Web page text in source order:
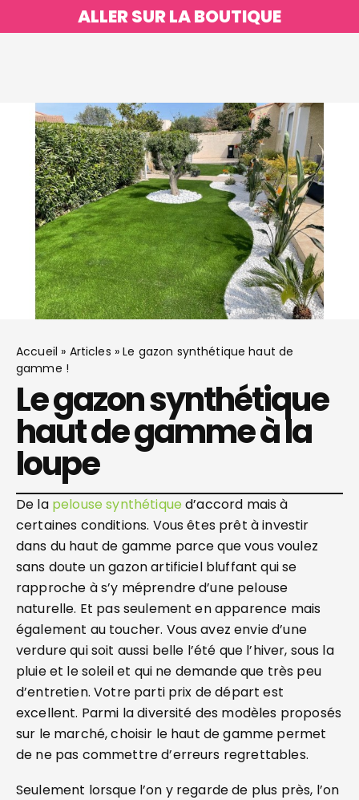
ALLER SUR LA BOUTIQUE
Accueil » Articles »Le gazon synthétique haut de
gamme !
Le gazon synthétique
haut de gamme à la
loupe
De la pelouse synthétique d’accord mais à
certaines conditions. Vous êtes prêt à investir
dans du haut de gamme parce que vous voulez
sans doute un gazon artificiel bluffant qui se
rapproche à s’y méprendre d’une pelouse
naturelle. Et pas seulement en apparence mais
également au toucher. Vous avez envie d’une
verdure qui soit aussi belle l’été que l’hiver, sous la
pluie et le soleil et qui ne demande que très peu
d’entretien. Votre parti prix de départ est
excellent. Parmi la diversité des modèles proposés
sur le marché, choisir le haut de gamme permet
de ne pas commettre d’erreurs regrettables.
Seulement lorsque l’on y regarde de plus près, l’on